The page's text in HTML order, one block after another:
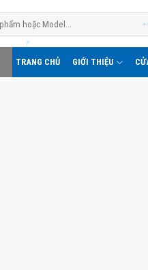
TRANG CHỦ GIỚI THIỆU